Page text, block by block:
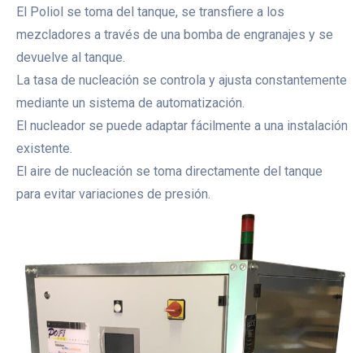
El Poliol se toma del tanque, se transfiere a los
mezcladores a través de una bomba de engranajes y se
devuelve al tanque.
La tasa de nucleación se controla y ajusta constantemente
mediante un sistema de automatización.
El nucleador se puede adaptar fácilmente a una instalación
existente.
El aire de nucleación se toma directamente del tanque
para evitar variaciones de presión.